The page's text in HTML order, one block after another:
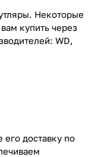
Некоторые
купить через
WD,
доставку по